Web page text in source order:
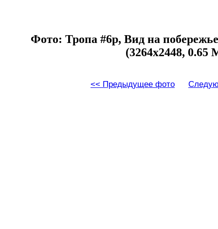
Фото: Тропа #6p, Вид на
(3264x2448, 0.65
<< Предыдущее фото